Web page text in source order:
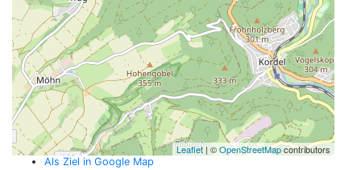
Leaflet| ©OpenStreetMapcontributors
Als Ziel in Google Map